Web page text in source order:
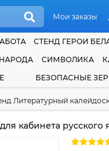
Мои заказы
СТЕНД ГЕРОИ
СИМВОЛИКА
БЕЗОПАСНЫЕ
Литературный
кабинета